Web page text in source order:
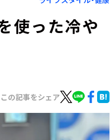
使った冷や
この記事をシェア